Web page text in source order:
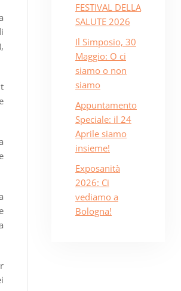
FESTIVAL DELLA
SALUTE 2026
Il Simposio, 30
Maggio: O ci
siamo o non
siamo
Appuntamento
Speciale: il 24
Aprile siamo
insieme!
Exposanità
2026: Ci
vediamo a
Bologna!